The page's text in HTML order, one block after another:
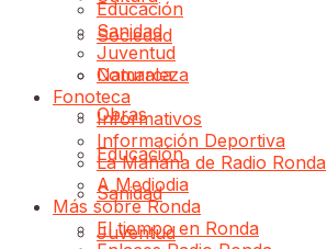
Sociedad
Comarca
Obras
Educación
Sanidad
Juventud
Educación
Sanidad
Juventud
Naturaleza
Fonoteca
Informativos
Información Deportiva
La Mañana de Radio Ronda
A Mediodia
Más sobre Ronda
El tiempo en Ronda